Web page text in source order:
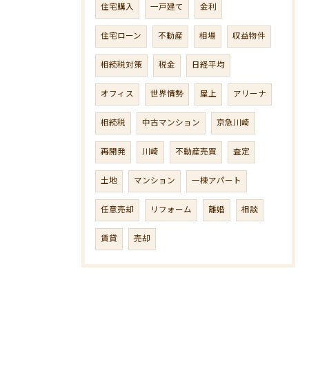
住宅購入 一戸建て 金利
住宅ローン 不動産 相場 収益物件
相続税対策 税金 日経平均
オフィス 世界情勢 屋上 アリーナ
相続税 中古マンション 京急川崎
再開発 川崎 不動産売買 査定
土地 マンション 一棟アパート
任意売却 リフォーム 離婚 相談
賃貸 売却